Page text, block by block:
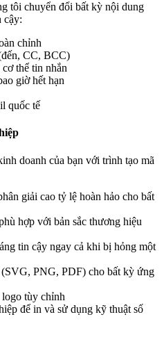
tôi chuyển đổi bất kỳ nội dung
cậy:
chỉnh
CC, BCC)
thể tin nhắn
giờ hết hạn
quốc tế
doanh của bạn với trình tạo mã
giải cao tỷ lệ hoàn hảo cho bất
hợp với bản sắc thương hiệu
tin cậy ngay cả khi bị hỏng một
PNG, PDF) cho bất kỳ ứng
tùy chỉnh
để in và sử dụng kỹ thuật số